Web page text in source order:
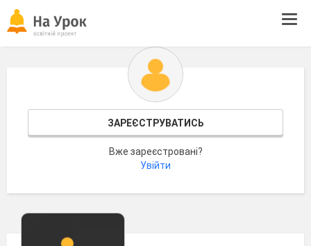
ЗАРЕЄСТРУВАТИСЬ
Вже зареєстровані?
Увійти